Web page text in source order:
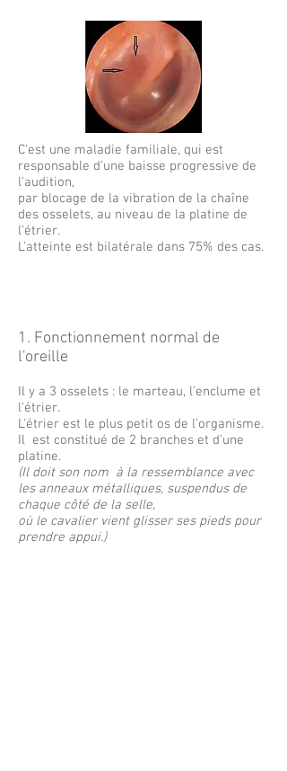
C'est une maladie familiale, qui est
responsable d'une baisse progressive de
l'audition,
par blocage de la vibration de la chaîne
des osselets, au niveau de la platine de
l'étrier.
L'atteinte est bilatérale dans 75% des cas.
1. Fonctionnement normal de
l'oreille
Il y a 3 osselets : le marteau, l'enclume et
l'étrier.
L'étrier est le plus petit os de l'organisme.
Il est constitué de 2 branches et d'une
platine.
(Il doit son nom à la ressemblance avec
les anneaux métalliques, suspendus de
chaque côté de la selle,
où le cavalier vient glisser ses pieds pour
prendre appui.)